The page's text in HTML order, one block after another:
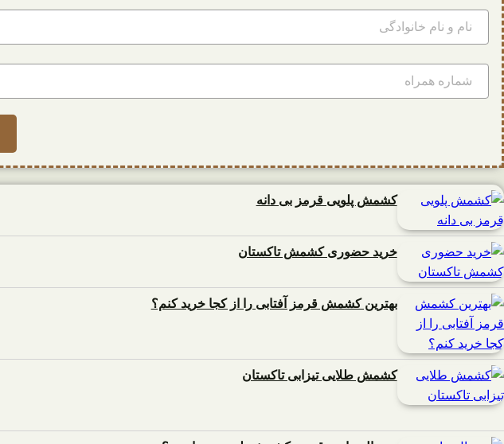
کشمش پلویی قرمز بی دانه
خرید حضوری کشمش تاکستان
بهترین کشمش قرمز آفتابی را از کجا خرید کنم؟
کشمش طلایی تیزابی تاکستان